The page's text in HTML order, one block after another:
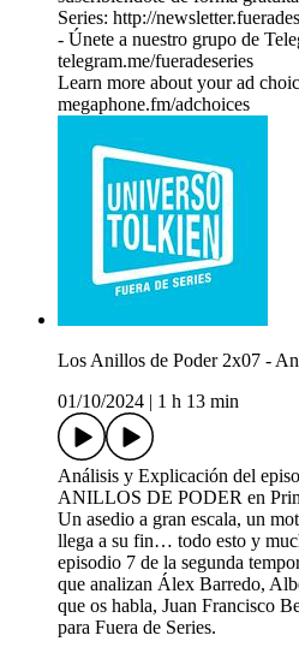
Series: http://
- Únete a nuestro grupo de
telegram.me/fueradeseries
Learn more about your ad
megaphone.fm/adchoices
Los Anillos de Poder 2x07 -
01/10/2024
1 h 13 min
Análisis y Explicación del
ANILLOS DE PODER en
Un asedio a gran escala, un
llega a su fin… todo esto y
episodio 7 de la segunda
que analizan Álex Barredo,
que os habla, Juan Francisco
para Fuera de Series.